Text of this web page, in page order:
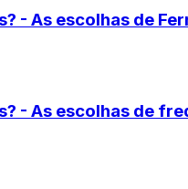
- As escolhas de
- As escolhas de